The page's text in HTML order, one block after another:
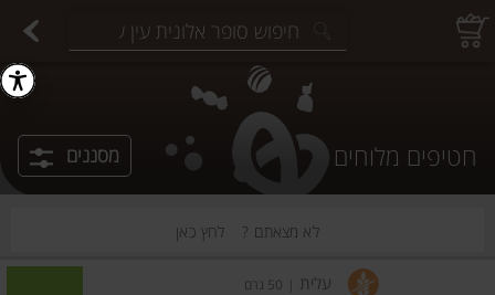
חטיפים מלוחים מסננים
לא מצאתם ? לחץ כאן
עלית 50 גרם